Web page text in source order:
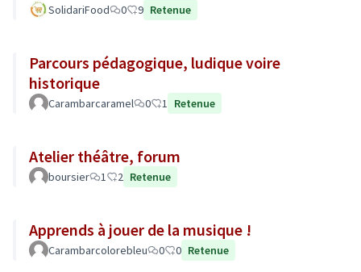
SolidariFood 0 9 Retenue
Parcours pédagogique, ludique voire
historique
Carambarcaramel 0 1 Retenue
Atelier théâtre, forum
boursier 1 2 Retenue
Apprends à jouer de la musique !
Carambarcolorebleu 0 0 Retenue